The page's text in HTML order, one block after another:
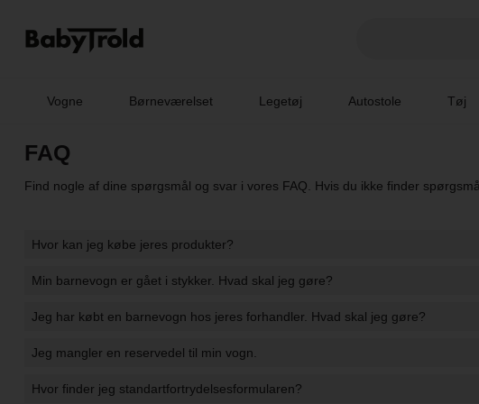
Vogne Børneværelset Legetøj Autostole Tøj
FAQ
Find nogle af dine spørgsmål og svar i vores FAQ. Hvis du ikke finder
Hvor kan jeg købe jeres produkter?
- Du kan købe alle vores produkter direkte på vores webshop eller hos vores
Min barnevogn er gået i stykker. Hvad skal jeg gøre?
- Se siden “retur og reklamationer”. Her kan du læse hvordan du skal
Jeg har købt en barnevogn hos jeres forhandler. Hvad skal jeg gøre?
- Hvis din barnevogn er købt hos en af vores forhandlere, bedes du kontakte
Jeg mangler en reservedel til min vogn.
- Kontakt os på reklamation@babytrold.dk .
Hvor finder jeg standartfortrydelsesformularen?